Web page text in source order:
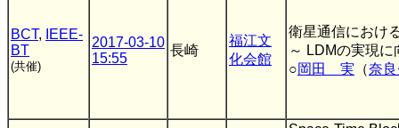
BCT,
IEEE-
BT
(共催)
2017-03-10
15:55
長崎
福江文
化会館
衛星通信におけ
～ LDMの実現に
○岡田 実 （奈